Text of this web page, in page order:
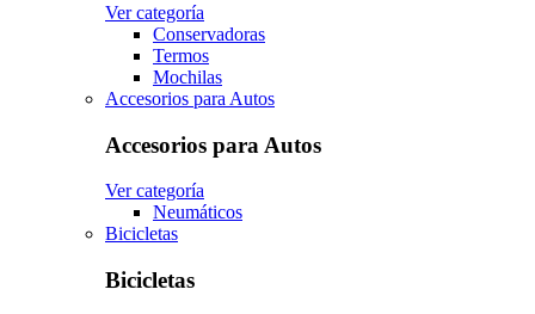
Ver categoría
Conservadoras
Termos
Mochilas
Accesorios para Autos
Accesorios para Autos
Ver categoría
Neumáticos
Bicicletas
Bicicletas